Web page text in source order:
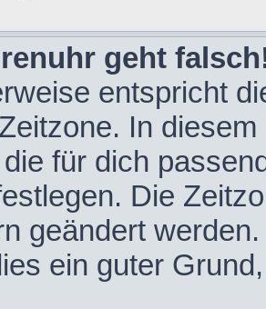
geht
entspricht
In
die für dich
Die
geändert
ein guter